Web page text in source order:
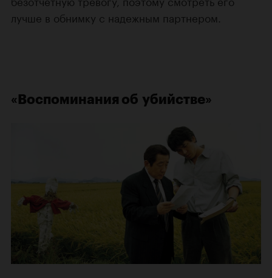
лучше в обнимку с надежным партнером.
«Воспоминания об убийстве»